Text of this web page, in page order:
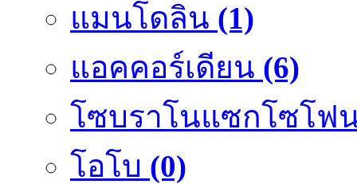
แมนโดลิน (1)
แอคคอร์เดียน (6)
โซบราโนแซกโซโฟ
โอโบ (0)